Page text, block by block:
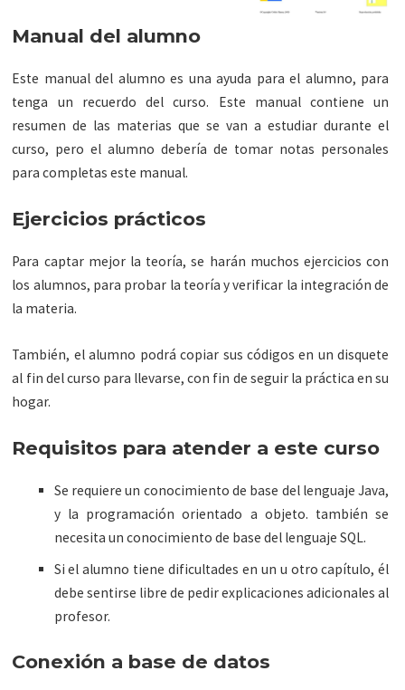
Manual del alumno
Este manual del alumno es una ayuda para el alumno, para
tenga un recuerdo del curso. Este manual contiene un
resumen de las materias que se van a estudiar durante el
curso, pero el alumno debería de tomar notas personales
para completas este manual.
Ejercicios prácticos
Para captar mejor la teoría, se harán muchos ejercicios con
los alumnos, para probar la teoría y verificar la integración de
la materia.
También, el alumno podrá copiar sus códigos en un disquete
al fin del curso para llevarse, con fin de seguir la práctica en su
hogar.
Requisitos para atender a este curso
Se requiere un conocimiento de base del lenguaje Java,
y la programación orientado a objeto. también se
necesita un conocimiento de base del lenguaje SQL.
Si el alumno tiene dificultades en un u otro capítulo, él
debe sentirse libre de pedir explicaciones adicionales al
profesor.
Conexión a base de datos